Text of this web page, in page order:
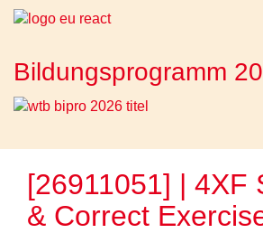
Bildungsprogramm
[26911051] | 4XF
& Correct